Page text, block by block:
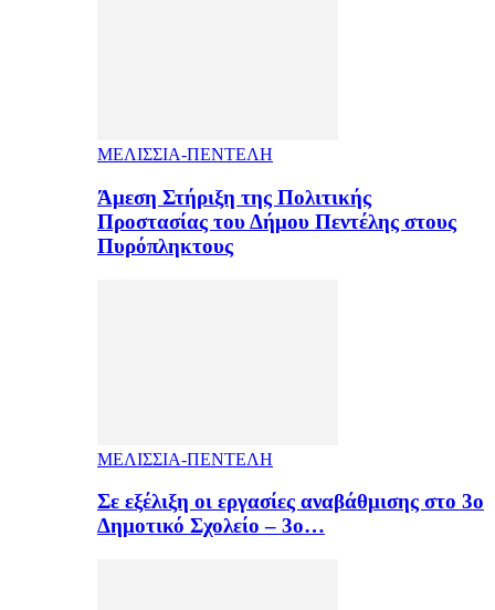
ΜΕΛΙΣΣΙΑ-ΠΕΝΤΕΛΗ
Άμεση Στήριξη της Πολιτικής
Προστασίας του Δήμου Πεντέλης στους
Πυρόπληκτους
ΜΕΛΙΣΣΙΑ-ΠΕΝΤΕΛΗ
Σε εξέλιξη οι εργασίες αναβάθμισης στο 3ο
Δημοτικό Σχολείο – 3ο…